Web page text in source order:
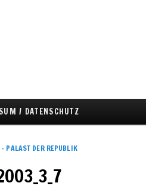
/ DATENSCHUTZ
PALAST DER REPUBLIK